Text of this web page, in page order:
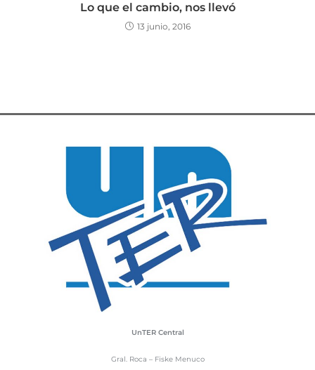
Lo que el cambio, nos llevó
13 junio, 2016
UnTER Central
Gral. Roca – Fiske Menuco